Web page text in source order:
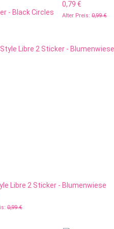
- Black Circles
0,79 €
Alter Preis: 0,99 €
Libre 2 Sticker - Blumenwiese
0,99 €